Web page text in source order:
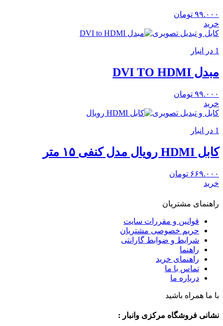
۹۹.۰۰۰ تومان
خرید
کابل و تبدیل تصویری
1 در انبار
مبدل DVI TO HDMI
۹۹.۰۰۰ تومان
خرید
کابل و تبدیل تصویری
1 در انبار
کابل HDMI رویال مدل کنفی ۱۵ متر
۶۶۹.۰۰۰ تومان
خرید
راهنمای مشتریان
قوانین و مقررات سایت
حریم خصوصی مشتریان
شرایط و ضوابط گارانتی
راهنما
راهنمای خرید
تماس با ما
درباره ما
با ما همراه باشید
نشانی فروشگاه مرکزی وانبار :